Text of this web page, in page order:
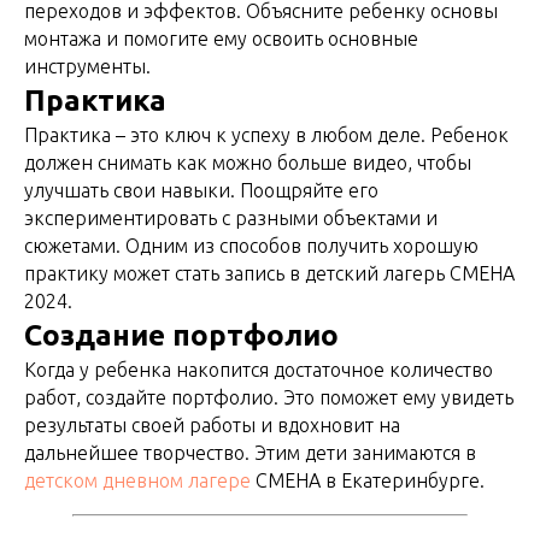
переходов и эффектов. Объясните ребенку основы
монтажа и помогите ему освоить основные
инструменты.
Практика
Практика – это ключ к успеху в любом деле. Ребенок
должен снимать как можно больше видео, чтобы
улучшать свои навыки. Поощряйте его
экспериментировать с разными объектами и
сюжетами. Одним из способов получить хорошую
практику может стать запись в детский лагерь СМЕНА
2024.
Создание портфолио
Когда у ребенка накопится достаточное количество
работ, создайте портфолио. Это поможет ему увидеть
результаты своей работы и вдохновит на
дальнейшее творчество. Этим дети занимаются в
детском дневном лагере СМЕНА в Екатеринбурге.